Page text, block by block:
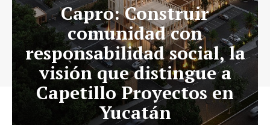
Capro: Construir
comunidad con
responsabilidad social, la
visión que distingue a
Capetillo Proyectos en
Yucatán